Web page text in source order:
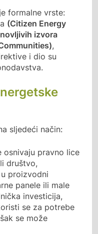
formalne vrste:
(Citizen Energy
izvora
,
i dio su
sljedeći način:
osnivaju pravno lice
društvo,
proizvodni
panele ili male
investicija,
se za potrebe
se može